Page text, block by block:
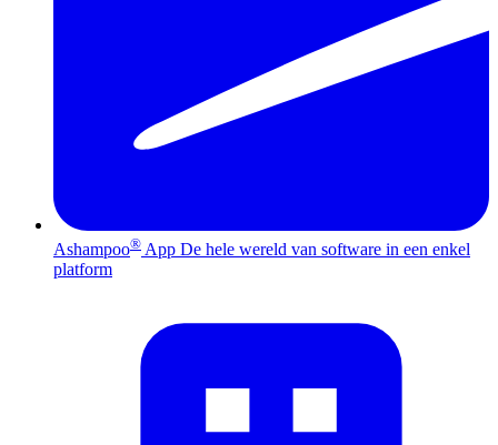
Ashampoo® App De hele wereld van software in een enkel
platform